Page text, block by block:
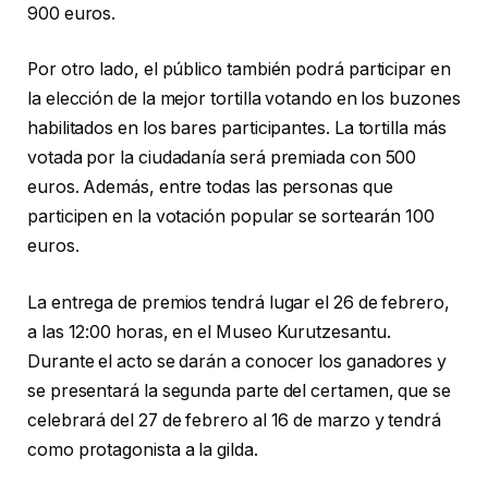
900 euros.
Por otro lado, el público también podrá participar en
la elección de la mejor tortilla votando en los buzones
habilitados en los bares participantes. La tortilla más
votada por la ciudadanía será premiada con 500
euros. Además, entre todas las personas que
participen en la votación popular se sortearán 100
euros.
La entrega de premios tendrá lugar el 26 de febrero,
a las 12:00 horas, en el Museo Kurutzesantu.
Durante el acto se darán a conocer los ganadores y
se presentará la segunda parte del certamen, que se
celebrará del 27 de febrero al 16 de marzo y tendrá
como protagonista a la gilda.